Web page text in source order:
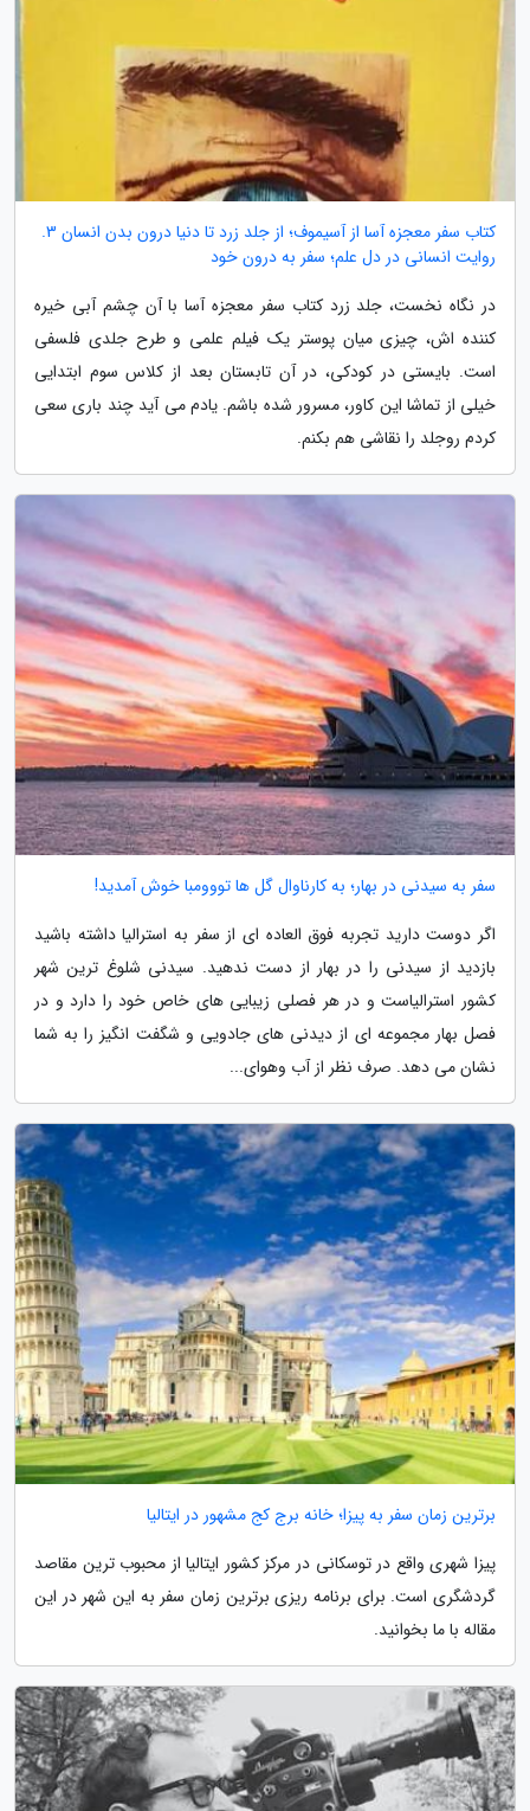
کتاب سفر معجزه آسا از آسیموف؛ از جلد زرد تا دنیا درون بدن انسان 3.
روایت انسانی در دل علم؛ سفر به درون خود
در نگاه نخست، جلد زرد کتاب سفر معجزه آسا با آن چشم آبی خیره
کننده اش، چیزی میان پوستر یک فیلم علمی و طرح جلدی فلسفی
است. بایستی در کودکی، در آن تابستان بعد از کلاس سوم ابتدایی
خیلی از تماشا این کاور، مسرور شده باشم. یادم می آید چند باری سعی
کردم روجلد را نقاشی هم بکنم.
سفر به سیدنی در بهار؛ به کارناوال گل ها تووومبا خوش آمدید!
اگر دوست دارید تجربه فوق العاده ای از سفر به استرالیا داشته باشید
بازدید از سیدنی را در بهار از دست ندهید. سیدنی شلوغ ترین شهر
کشور استرالیاست و در هر فصلی زیبایی های خاص خود را دارد و در
فصل بهار مجموعه ای از دیدنی های جادویی و شگفت انگیز را به شما
نشان می دهد. صرف نظر از آب وهوای...
برترین زمان سفر به پیزا؛ خانه برج کج مشهور در ایتالیا
پیزا شهری واقع در توسکانی در مرکز کشور ایتالیا از محبوب ترین مقاصد
گردشگری است. برای برنامه ریزی برترین زمان سفر به این شهر در این
مقاله با ما بخوانید.